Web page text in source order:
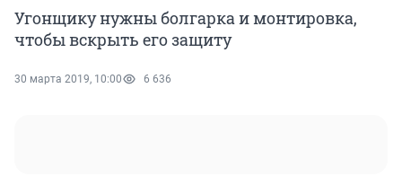
Угонщику нужны болгарка и монтировка,
чтобы вскрыть его защиту
30 марта 2019, 10:00 6 636